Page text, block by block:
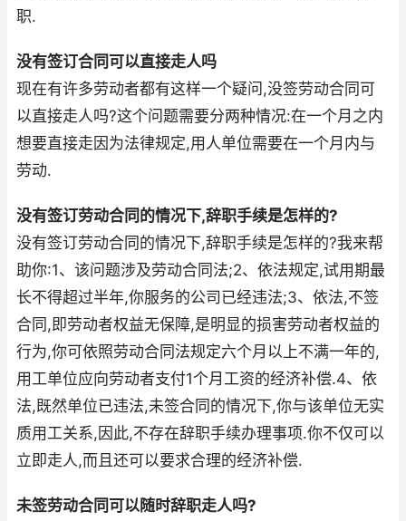
职.
没有签订合同可以直接走人吗
现在有许多劳动者都有这样一个疑问,没签劳动合同可
以直接走人吗?这个问题需要分两种情况:在一个月之内
想要直接走因为法律规定,用人单位需要在一个月内与
劳动.
没有签订劳动合同的情况下,辞职手续是怎样的?
没有签订劳动合同的情况下,辞职手续是怎样的?我来帮
助你:1、该问题涉及劳动合同法;2、依法规定,试用期最
长不得超过半年,你服务的公司已经违法;3、依法,不签
合同,即劳动者权益无保障,是明显的损害劳动者权益的
行为,你可依照劳动合同法规定六个月以上不满一年的,
用工单位应向劳动者支付1个月工资的经济补偿.4、依
法,既然单位已违法,未签合同的情况下,你与该单位无实
质用工关系,因此,不存在辞职手续办理事项.你不仅可以
立即走人,而且还可以要求合理的经济补偿.
未签劳动合同可以随时辞职走人吗?